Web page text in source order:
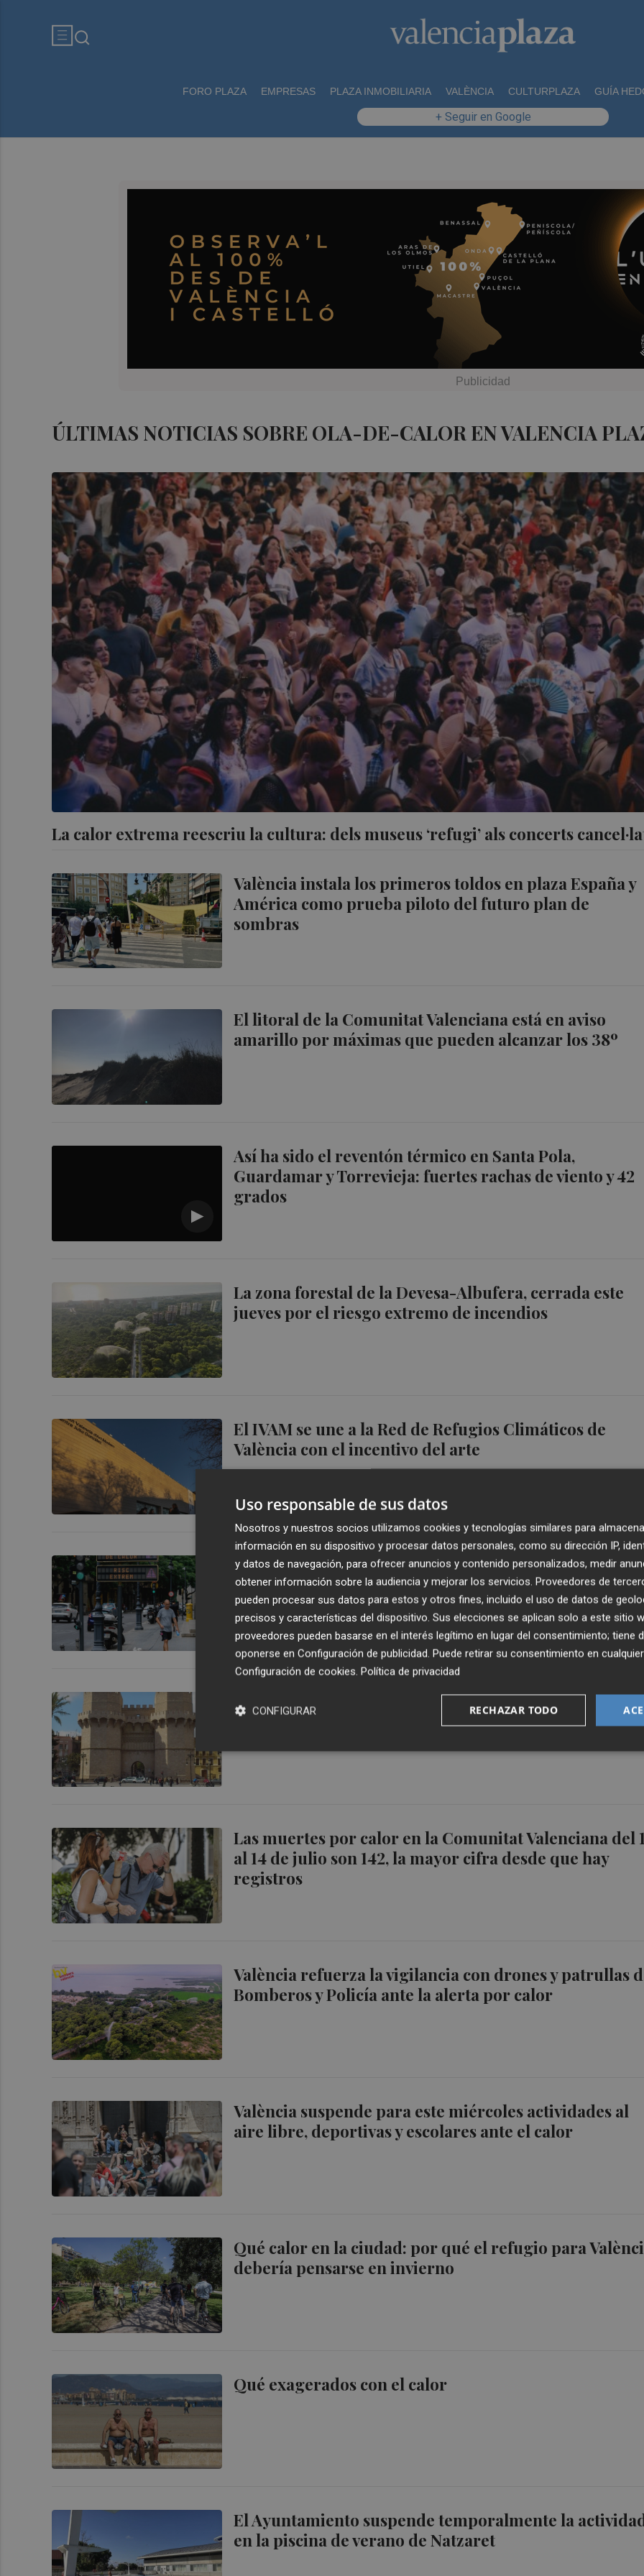
FORO PLAZA EMPRESAS PLAZA INMOBILIARIA VALÈNCIA CULTURPLAZA GUÍA
+ Seguir en Google
ÚLTIMAS NOTICIAS SOBRE OLA-DE-CALOR EN VALENCIA
La calor extrema reescriu la cultura: dels museus ‘refugi’ als concerts
València instala los primeros toldos en plaza España y
América como prueba piloto del futuro plan de
sombras
El litoral de la Comunitat Valenciana está en aviso
amarillo por máximas que pueden alcanzar los 38º
Así ha sido el reventón térmico en Santa Pola,
Guardamar y Torrevieja: fuertes rachas de viento y 42
grados
La zona forestal de la Devesa-Albufera, cerrada este
jueves por el riesgo extremo de incendios
El IVAM se une a la Red de Refugios Climáticos de
València con el incentivo del arte
Emergencias decreta alertas por temperaturas
máximas y tormentas en la Comunitat Valenciana
València cierra las Torres de Serranos y de Quart por
alerta roja por la ola de calor
Las muertes por calor en la Comunitat Valenciana del
al 14 de julio son 142, la mayor cifra desde que hay
registros
València refuerza la vigilancia con drones y patrullas
Bomberos y Policía ante la alerta por calor
València suspende para este miércoles actividades al
aire libre, deportivas y escolares ante el calor
Qué calor en la ciudad: por qué el refugio para
debería pensarse en invierno
Qué exagerados con el calor
El Ayuntamiento suspende temporalmente la
en la piscina de verano de Natzaret
Uso responsable de sus datos
Nosotros y nuestros socios utilizamos cookies y tecnologías similares para
información en su dispositivo y procesar datos personales, como su dirección IP,
y datos de navegación, para ofrecer anuncios y contenido personalizados, medir
obtener información sobre la audiencia y mejorar los servicios. Proveedores de
pueden procesar sus datos para estos y otros fines, incluido el uso de datos de
precisos y características del dispositivo. Sus elecciones se aplican solo a este sitio
proveedores pueden basarse en el interés legítimo en lugar del consentimiento; tiene
oponerse en Configuración de publicidad. Puede retirar su consentimiento en
Configuración de cookies. Política de privacidad
RECHAZAR TODO
CONFIGURAR